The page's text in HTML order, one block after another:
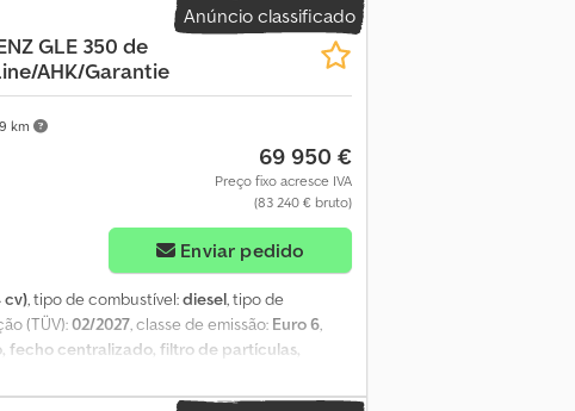
1525 horas de funcionamento Cobertura do
sem garantia, não sendo aceite
a clientes comerciais. As fotos foram
Anúncio classificado
km
GLE 350 de
AHK/Garantie
69 950 €
Preço fixo acresce IVA
(83 240 € bruto)
Enviar pedido
cv), tipo de combustível:diesel, tipo de
(TÜV):02/2027, classe de emissão: Euro 6,
fecho centralizado, filtro de partículas,
sistema de navegação, sistema
pára-brisas adaptativo aquecido (Magic Vision